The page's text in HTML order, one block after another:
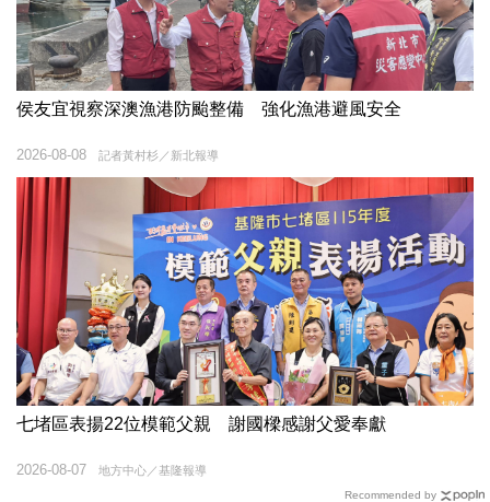
侯友宜視察深澳漁港防颱整備 強化漁港避風安全
記者黃村杉／新北報導
2026-08-08
七堵區表揚22位模範父親 謝國樑感謝父愛奉獻
地方中心／基隆報導
2026-08-07
Recommended by